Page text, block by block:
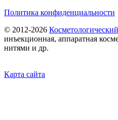
Политика конфиденциальности
© 2012-2026
инъекционная, аппаратная
нитями и др.
Карта сайта